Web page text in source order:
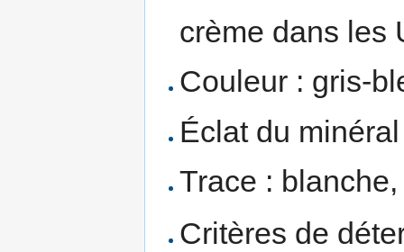
crème dans les
Couleur : gris-
Éclat du
Trace :
Critères de